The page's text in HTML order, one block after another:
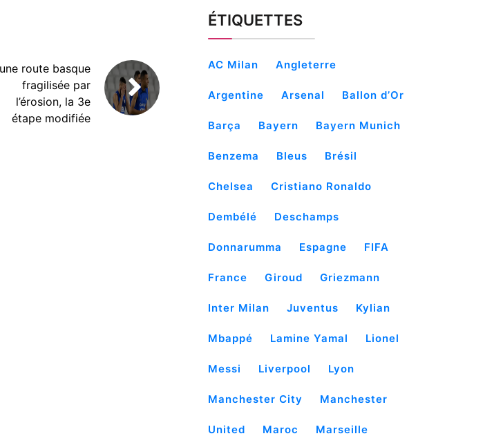
une route basque
fragilisée par
l’érosion, la 3e
étape modifiée
ÉTIQUETTES
AC Milan Angleterre
Argentine Arsenal Ballon d’Or
Barça Bayern Bayern Munich
Benzema Bleus Brésil
Chelsea Cristiano Ronaldo
Dembélé Deschamps
Donnarumma Espagne FIFA
France Giroud Griezmann
Inter Milan Juventus Kylian
Mbappé Lamine Yamal Lionel
Messi Liverpool Lyon
Manchester City Manchester
United Maroc Marseille